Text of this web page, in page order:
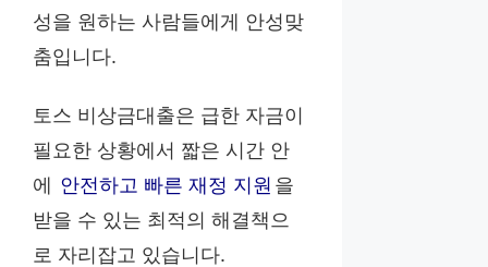
성을 원하는 사람들에게 안성맞
춤입니다.
토스 비상금대출은 급한 자금이
필요한 상황에서 짧은 시간 안
에 안전하고 빠른 재정 지원 을
받을 수 있는 최적의 해결책으
로 자리잡고 있습니다.